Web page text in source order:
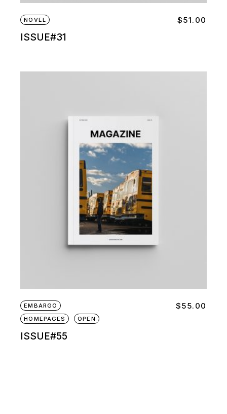
NOVEL
ISSUE#31
$51.00
EMBARGO
HOMEPAGES
OPEN
ISSUE#55
$55.00